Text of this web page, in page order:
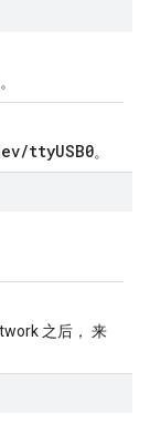
ttyUSB0。
之后， 来